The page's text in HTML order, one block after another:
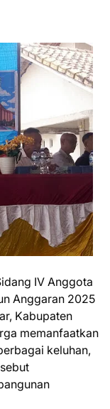
IV Anggota
Anggaran 2025
Kabupaten
memanfaatkan
keluhan,